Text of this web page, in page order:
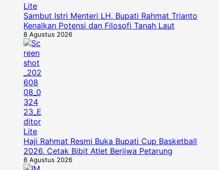
Sambut Istri Menteri LH, Bupati Rahmat Trianto
Kenalkan Potensi dan Filosofi Tanah Laut
8 Agustus 2026
Haji Rahmat Resmi Buka Bupati Cup Basketball
2026, Cetak Bibit Atlet Berjiwa Petarung
8 Agustus 2026